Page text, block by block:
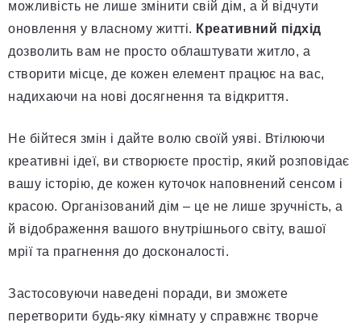
можливість не лише змінити свій дім, а й відчути
оновлення у власному житті. Креативний підхід
дозволить вам не просто облаштувати житло, а
створити місце, де кожен елемент працює на вас,
надихаючи на нові досягнення та відкриття.
Не бійтеся змін і дайте волю своїй уяві. Втілюючи
креативні ідеї, ви створюєте простір, який розповідає
вашу історію, де кожен куточок наповнений сенсом і
красою. Організований дім – це не лише зручність, а
й відображення вашого внутрішнього світу, вашої
мрії та прагнення до досконалості.
Застосовуючи наведені поради, ви зможете
перетворити будь-яку кімнату у справжнє творче